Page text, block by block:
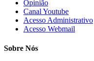
Opinião
Canal Youtube
Acesso Administrativo
Acesso Webmail
Sobre Nós